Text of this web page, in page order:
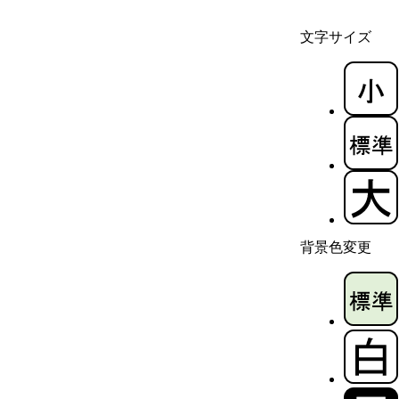
文字サイズ
背景色変更